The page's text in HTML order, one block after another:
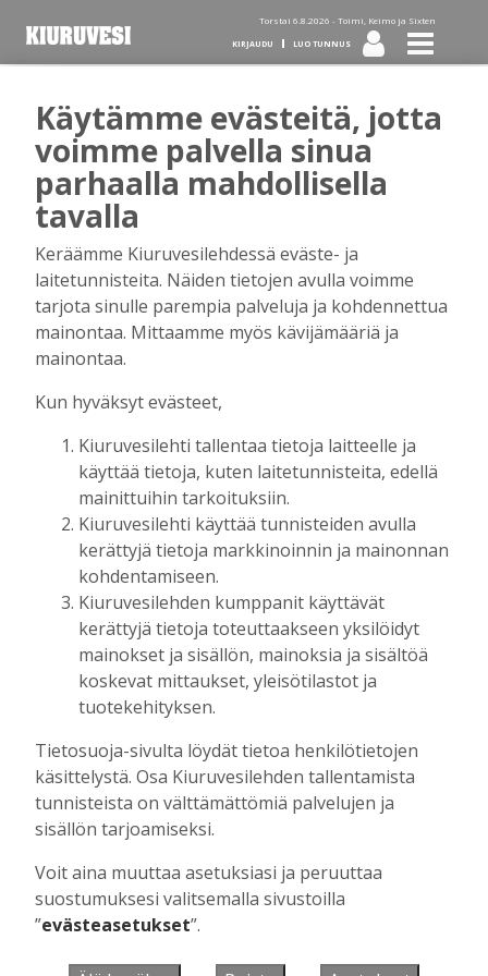
Torstai 6.8.2026 - Toimi, Keimo ja Sixten
KIRJAUDU LUO TUNNUS
Tilaa Kiuruvesi-lehti diginä
tai kotiinkannettuna!
Kirjaudu
Sähköposti
Salasana
Muista minut
Unohtuiko salasana?
se tästä.
Käyntiosoite :
Kiuruvesi Lehti oy
Niemistenkatu 4
Kiuruvesi
Käytämme evästeitä, jotta
voimme palvella sinua
parhaalla mahdollisella
tavalla
Keräämme Kiuruvesilehdessä eväste- ja
laitetunnisteita. Näiden tietojen avulla voimme
tarjota sinulle parempia palveluja ja kohdennettua
mainontaa. Mittaamme myös kävijämääriä ja
mainontaa.
Kun hyväksyt evästeet,
Kiuruvesilehti tallentaa tietoja laitteelle ja
käyttää tietoja, kuten laitetunnisteita, edellä
mainittuihin tarkoituksiin.
Kiuruvesilehti käyttää tunnisteiden avulla
kerättyjä tietoja markkinoinnin ja mainonnan
kohdentamiseen.
Kiuruvesilehden kumppanit käyttävät
kerättyjä tietoja toteuttaakseen yksilöidyt
mainokset ja sisällön, mainoksia ja sisältöä
koskevat mittaukset, yleisötilastot ja
tuotekehityksen.
Tietosuoja-sivulta löydät tietoa henkilötietojen
käsittelystä. Osa Kiuruvesilehden tallentamista
tunnisteista on välttämättömiä palvelujen ja
sisällön tarjoamiseksi.
Voit aina muuttaa asetuksiasi ja peruuttaa
suostumuksesi valitsemalla sivustoilla
”evästeasetukset”.